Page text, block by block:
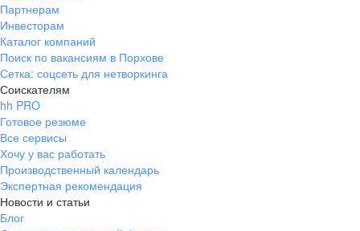
Партнерам
Инвесторам
Каталог компаний
Поиск по вакансиям в Порхове
Сетка: соцсеть для нетворкинга
Соискателям
hh PRO
Готовое резюме
Все сервисы
Хочу у вас работать
Производственный календарь
Экспертная рекомендация
Новости и статьи
Блог